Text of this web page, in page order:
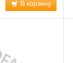
В корзину